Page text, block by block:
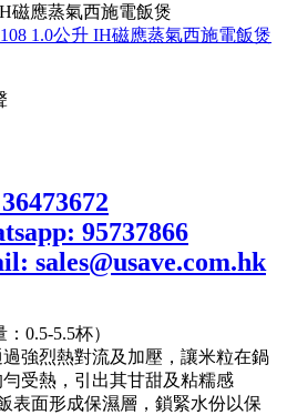
磁應蒸氣西施電飯煲
0.5-5.5杯）
過強烈熱對流及加壓，讓米粒在鍋
受熱，引出其甘甜及粘糯感
表面形成保濕層，鎖緊水份以保